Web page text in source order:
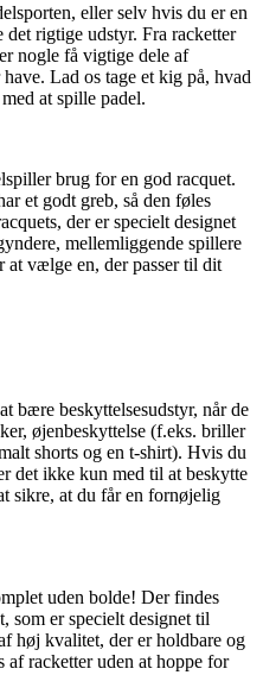
eller selv hvis du er en
rigtige udstyr. Fra racketter
nogle få vigtige dele af
Lad os tage et kig på, hvad
at spille padel.
brug for en god racquet.
et godt greb, så den føles
der er specielt designet
mellemliggende spillere
at vælge en, der passer til dit
bære beskyttelsesudstyr, når de
øjenbeskyttelse (f.eks. briller
shorts og en t-shirt). Hvis du
det ikke kun med til at beskytte
sikre, at du får en fornøjelig
uden bolde! Der findes
som er specielt designet til
høj kvalitet, der er holdbare og
af racketter uden at hoppe for